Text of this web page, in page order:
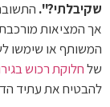
שקיבלתי?".
אך המציאות
המשותף או שימשו
שלחלוקת רכוש
להבטיח את עתיד